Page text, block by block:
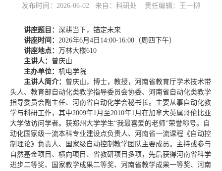
发布时间：2026-06-02 来自：科研处 责任编辑：王一柳
讲座题目： 深耕当下，锚定未来
讲座时间： 2026年6月4日14:00-16:00（周四下午）
讲座地点：
万林大楼610
主讲人： 曾庆山
主办单位： 机电学院
主讲人简介： 曾庆山，博士，教授，河南省教育厅学术技术带
头人、教育部自动化类教学指导委员会协委、河南省自动化类教学
指导委员会副主任、河南省自动化学会秘书长。主要从事自动化教
学与科研工作，其中2009年1月至2010年1月在加拿大英属哥伦比亚
大学做访问学者。获郑州大学学生“我最喜爱的老师”荣誉称号。自
动化国家级一流本科专业建设点负责人、河南省一流课程《自动控
制理论》负责人、国家级自动控制教学团队主要成员。主持或参与
自然基金项目、横向项目、省教研项目多项，先后获得河南省科学
进步二等奖、国家教学成果二等奖、河南省教学成果一等奖、河南